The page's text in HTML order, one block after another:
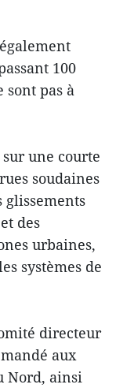
100
pas à
une courte
soudaines
glissements
des
urbaines,
systèmes de
directeur
aux
Nord, ainsi